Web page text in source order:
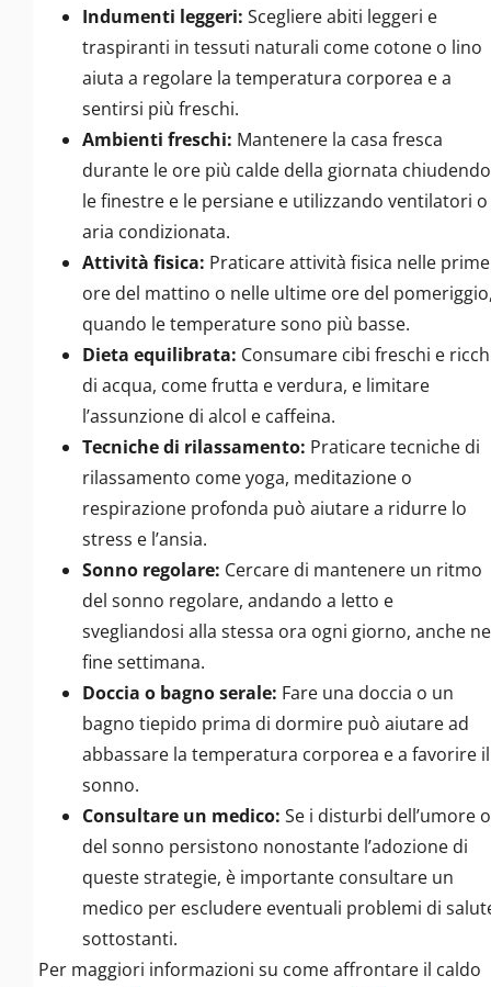
Indumenti leggeri: Scegliere abiti leggeri e
traspiranti in tessuti naturali come cotone o lino
aiuta a regolare la temperatura corporea e a
sentirsi più freschi.
Ambienti freschi: Mantenere la casa fresca
durante le ore più calde della giornata chiudendo
le finestre e le persiane e utilizzando ventilatori o
aria condizionata.
Attività fisica: Praticare attività fisica nelle prime
ore del mattino o nelle ultime ore del
quando le temperature sono più basse.
Dieta equilibrata: Consumare cibi freschi e
di acqua, come frutta e verdura, e limitare
l’assunzione di alcol e caffeina.
Tecniche di rilassamento: Praticare tecniche di
rilassamento come yoga, meditazione o
respirazione profonda può aiutare a ridurre lo
stress e l’ansia.
Sonno regolare: Cercare di mantenere un ritmo
del sonno regolare, andando a letto e
svegliandosi alla stessa ora ogni giorno, anche
fine settimana.
Doccia o bagno serale: Fare una doccia o un
bagno tiepido prima di dormire può aiutare ad
abbassare la temperatura corporea e a favorire il
sonno.
Consultare un medico: Se i disturbi dell’umore o
del sonno persistono nonostante l’adozione di
queste strategie, è importante consultare un
medico per escludere eventuali problemi di
sottostanti.
Per maggiori informazioni su come affrontare il caldo